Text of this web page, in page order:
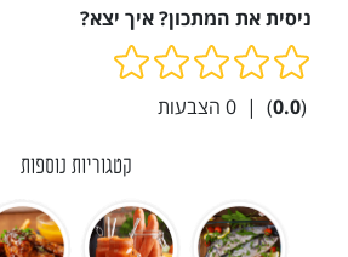
ניסית את המתכון? איך יצא?
(
0.0
)
|
0 הצבעות
קטגוריות נוספות